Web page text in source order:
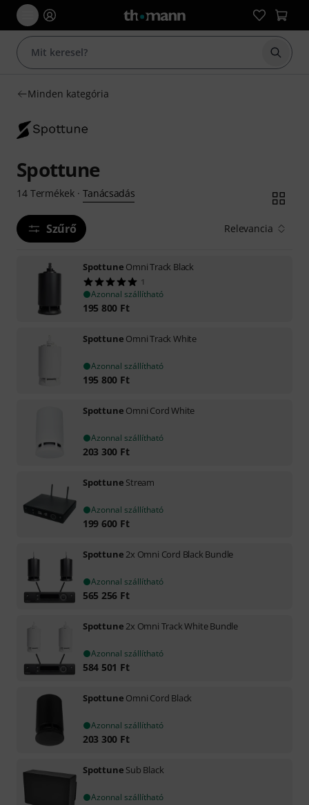
Minden kategória
Spottune
14 Termékek· Tanácsadás
Szűrő Relevancia
Spottune Omni Track Black
1
Azonnal szállítható
195 800 Ft
Spottune Omni Track White
Azonnal szállítható
195 800 Ft
Spottune Omni Cord White
Azonnal szállítható
203 300 Ft
Spottune Stream
Azonnal szállítható
199 600 Ft
Spottune 2x Omni Cord Black Bundle
Azonnal szállítható
565 256 Ft
Spottune 2x Omni Track White Bundle
Azonnal szállítható
584 501 Ft
Spottune Omni Cord Black
Azonnal szállítható
203 300 Ft
Spottune Sub Black
Azonnal szállítható